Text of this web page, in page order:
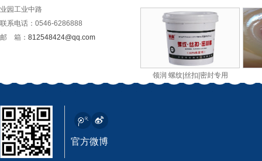
业园工业中路
联系电话：0546-6286888
邮 箱： 812548424@qq.com
领润 螺纹|丝扣|密封专用
官方微博